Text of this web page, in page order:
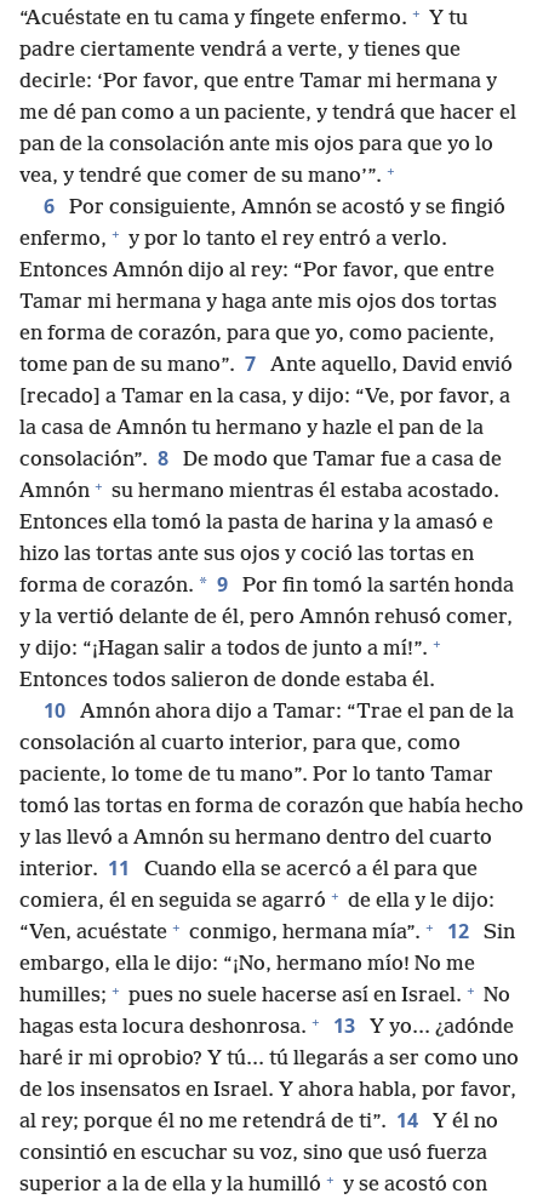
“Acuéstate en tu cama y fíngete enfermo. + Y tu
padre ciertamente vendrá a verte, y tienes que
decirle: ‘Por favor, que entre Tamar mi hermana y
me dé pan como a un paciente, y tendrá que hacer el
pan de la consolación ante mis ojos para que yo lo
vea, y tendré que comer de su mano’”. +
6
Por consiguiente, Amnón se acostó y se fingió
enfermo, + y por lo tanto el rey entró a verlo.
Entonces Amnón dijo al rey: “Por favor, que entre
Tamar mi hermana y haga ante mis ojos dos tortas
en forma de corazón, para que yo, como paciente,
tome pan de su mano”. 7
Ante aquello, David envió
[recado] a Tamar en la casa, y dijo: “Ve, por favor, a
la casa de Amnón tu hermano y hazle el pan de la
consolación”. 8
De modo que Tamar fue a casa de
Amnón + su hermano mientras él estaba acostado.
Entonces ella tomó la pasta de harina y la amasó e
hizo las tortas ante sus ojos y coció las tortas en
forma de corazón. * 9
Por fin tomó la sartén honda
y la vertió delante de él, pero Amnón rehusó comer,
y dijo: “¡Hagan salir a todos de junto a mí!”. +
Entonces todos salieron de donde estaba él.
10
Amnón ahora dijo a Tamar: “Trae el pan de la
consolación al cuarto interior, para que, como
paciente, lo tome de tu mano”. Por lo tanto Tamar
tomó las tortas en forma de corazón que había hecho
y las llevó a Amnón su hermano dentro del cuarto
interior. 11
Cuando ella se acercó a él para que
comiera, él en seguida se agarró + de ella y le dijo:
“Ven, acuéstate + conmigo, hermana mía”. + 12
Sin
embargo, ella le dijo: “¡No, hermano mío! No me
humilles; + pues no suele hacerse así en Israel. + No
hagas esta locura deshonrosa. + 13
Y yo.⁠.⁠. ¿adónde
haré ir mi oprobio? Y tú.⁠.⁠. tú llegarás a ser como uno
de los insensatos en Israel. Y ahora habla, por favor,
al rey; porque él no me retendrá de ti”. 14
Y él no
consintió en escuchar su voz, sino que usó fuerza
superior a la de ella y la humilló + y se acostó con